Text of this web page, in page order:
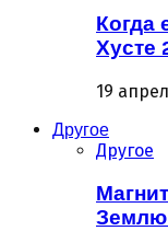
Когда
Хусте
19
Другое
Другое
Землю